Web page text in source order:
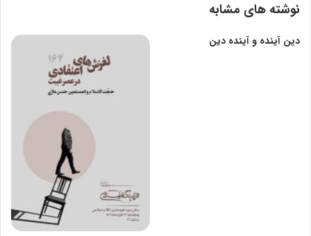
نوشته های مشابه
دین آینده و آینده دین